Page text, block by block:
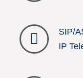
SIP/
IP